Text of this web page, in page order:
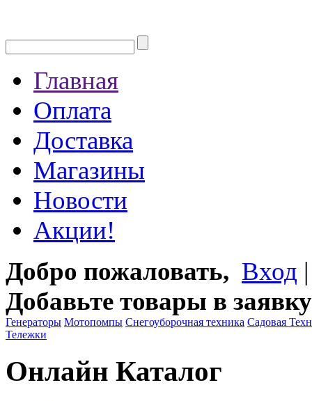
Главная
Оплата
Доставка
Магазины
Новости
Акции!
Добро пожаловать, Вход
Добавьте товары в заявку
Генераторы Мотопомпы Снегоуборочная техника Садовая
Тележки
Онлайн Каталог